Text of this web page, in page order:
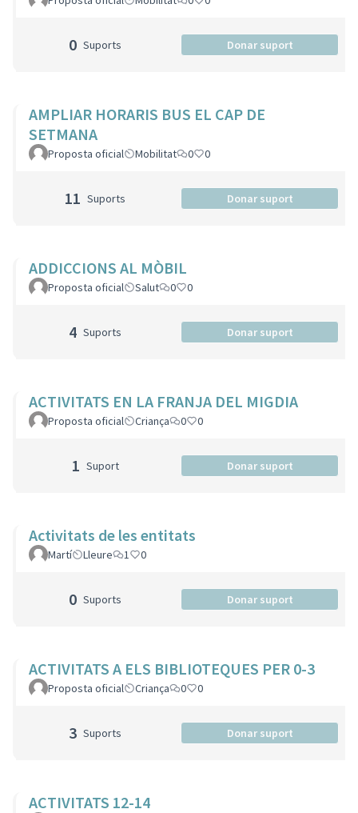
0 Suports Donar suport
AMPLIAR HORARIS BUS EL CAP DE
SETMANA
Proposta oficial Mobilitat 0 0
11 Suports Donar suport
ADDICCIONS AL MÒBIL
Proposta oficial Salut 0 0
4 Suports Donar suport
ACTIVITATS EN LA FRANJA DEL MIGDIA
Proposta oficial Criança 0 0
1 Suport Donar suport
Activitats de les entitats
Martí Lleure 1 0
0 Suports Donar suport
ACTIVITATS A ELS BIBLIOTEQUES PER 0-3
Proposta oficial Criança 0 0
3 Suports Donar suport
ACTIVITATS 12-14